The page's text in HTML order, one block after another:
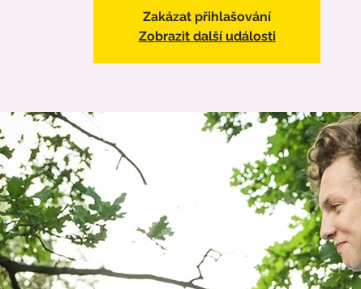
Zakázat přihlašování
Zobrazit další události